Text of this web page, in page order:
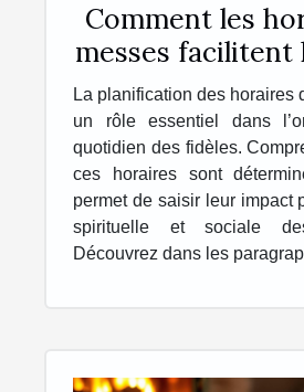
Comment les
messes facilitent
La planification des horaires
un rôle essentiel dans
quotidien des fidèles.
ces horaires sont
permet de saisir leur impact
spirituelle et sociale
Découvrez dans les